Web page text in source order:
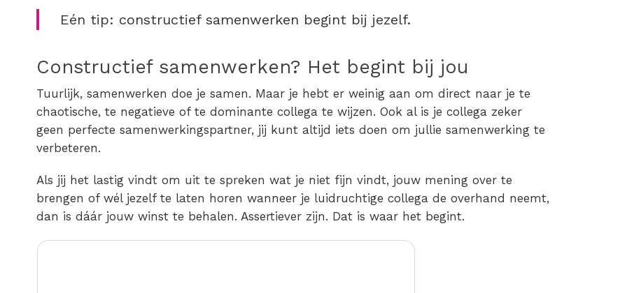
Eén tip: constructief samenwerken begint bij jezelf.
Constructief samenwerken? Het begint bij jou
Tuurlijk, samenwerken doe je samen. Maar je hebt er weinig aan om direct naar je te
chaotische, te negatieve of te dominante collega te wijzen. Ook al is je collega zeker
geen perfecte samenwerkingspartner, jij kunt altijd iets doen om jullie samenwerking te
verbeteren.
Als jij het lastig vindt om uit te spreken wat je niet fijn vindt, jouw mening over te
brengen of wél jezelf te laten horen wanneer je luidruchtige collega de overhand neemt,
dan is dáár jouw winst te behalen. Assertiever zijn. Dat is waar het begint.